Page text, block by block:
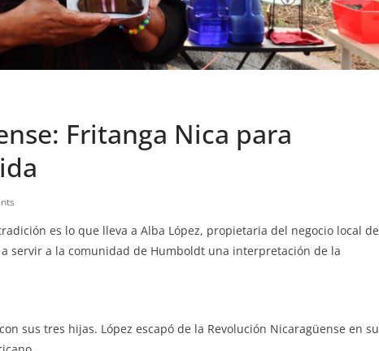
Fritanga Nica para
es lo que lleva a Alba López, propietaria del negocio local de
servir a la comunidad de Humboldt una interpretación de la
sus tres hijas. López escapó de la Revolución Nicaragüense en su